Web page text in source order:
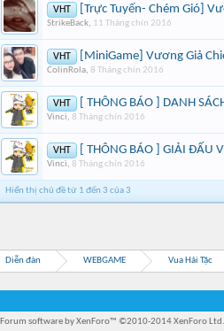
VHT [Trực Tuyến- Chém Gió]
StrikeBack, 11 Tháng chín 2016
VHT [MiniGame] Vương Giả
ColinRola, 8 Tháng chín 2016
VHT [ THÔNG BÁO ] DANH
Vinci, 8 Tháng chín 2016
VHT [ THÔNG BÁO ] GIẢI ĐẤU
Vinci, 8 Tháng chín 2016
Hiển thị chủ đề từ 1 đến 3 của 3
Diễn đàn WEBGAME Vua Hải Tặc
Forum software by XenForo™ ©2010-2014 XenForo Ltd.